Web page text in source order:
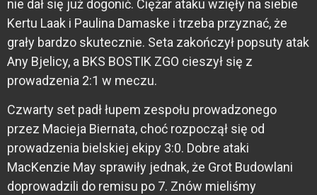
nie dał się już dogonić. Ciężar ataku wzięły na siebie
Kertu Laak i Paulina Damaske i trzeba przyznać, że
grały bardzo skutecznie. Seta zakończył popsuty atak
Any Bjelicy, a BKS BOSTIK ZGO cieszył się z
prowadzenia 2:1 w meczu.
Czwarty set padł łupem zespołu prowadzonego
przez Macieja Biernata, choć rozpoczął się od
prowadzenia bielskiej ekipy 3:0. Dobre ataki
MacKenzie May sprawiły jednak, że Grot Budowlani
doprowadzili do remisu po 7. Znów mieliśmy